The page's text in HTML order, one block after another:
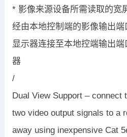
* 影像来源设备所需读取的宽
经由本地控制端的影像输出
显示器连接至本地控端输出
器
/
Dual View Support – connect
two video output signals to a
away using inexpensive Cat